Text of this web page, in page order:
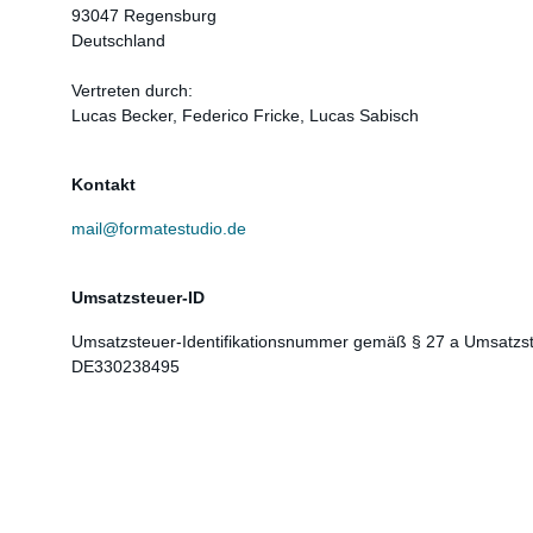
93047 Regensburg
Deutschland
Vertreten durch:
Lucas Becker, Federico Fricke, Lucas Sabisch
Kontakt
mail@formatestudio.de
Umsatzsteuer-ID
Umsatzsteuer-Identifikationsnummer gemäß § 27 a
DE330238495